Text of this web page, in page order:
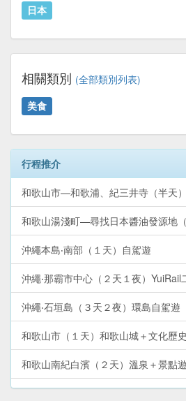
日本
相關類別 (全部類別列表)
美食
行程推介
和歌山市—和歌浦、紀三井寺（半天
和歌山湯淺町—尋找日本醬油發源地
沖繩本島‧南部（１天）自駕遊
沖繩‧那霸市中心（２天１夜）YuiRail
沖繩‧石垣島（３天２夜）環島自駕遊
和歌山市（１天）和歌山城＋文化歷
和歌山南紀白濱（２天）溫泉＋景點遊
大阪市新世界、阿倍野（１天）景點